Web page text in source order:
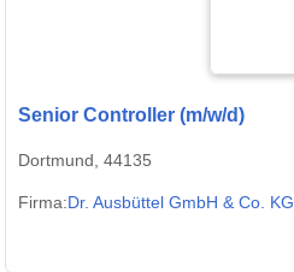
Senior Controller (m/w/d)
Dortmund, 44135
Firma:Dr. Ausbüttel GmbH & Co. KG